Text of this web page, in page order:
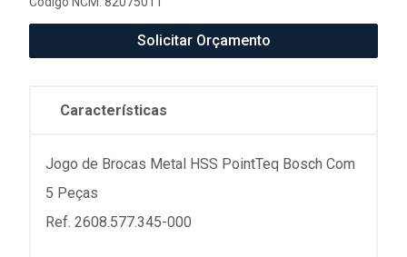
Solicitar Orçamento
Características
Jogo de Brocas Metal HSS PointTeq Bosch Com
5 Peças
Ref. 2608.577.345-000